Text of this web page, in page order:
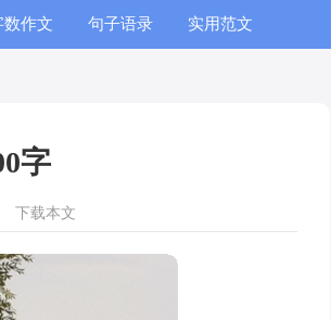
数作文 句子语录 实用范文
字
下载本文